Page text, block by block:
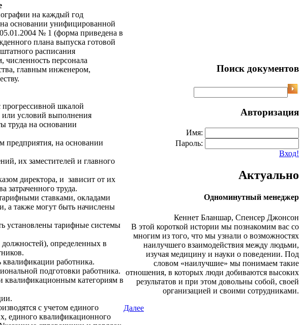
на каждый год
основании унифицированной
№ 1 (форма приведена в
плана выпуска готовой
расписания
персонала
главным инженером,
прогрессивной шкалой
или условий выполнения
труда на основании
предприятия, на основании
их заместителей и главного
директора, и зависит от их
затраченного труда.
ставками, окладами
а также могут быть начислены
установлены тарифные системы
должностей), определенных в
работника.
подготовки работника.
квалификационным категориям в
с учетом единого
единого квалификационного
Поиск документов
Авторизация
Имя:
Пароль:
Вход!
Актуально
Одноминутный менеджер
Кеннет Бланшар, Спенсер Джонсон
В этой короткой истории мы познакомим вас со
многим из того, что мы узнали о возможностях
наилучшего взаимодействия между людьми,
изучая медицину и науки о поведении. Под
словом «наилучшие» мы понимаем такие
отношения, в которых люди добиваются высоких
результатов и при этом довольны собой, своей
организацией и своими сотрудниками.
Далее